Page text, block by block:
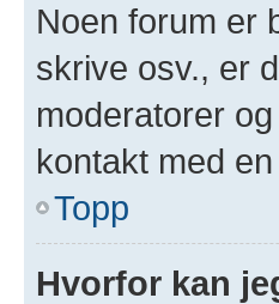
Noen forum er
skrive osv., er
moderatorer
kontakt med
Topp
Hvorfor kan